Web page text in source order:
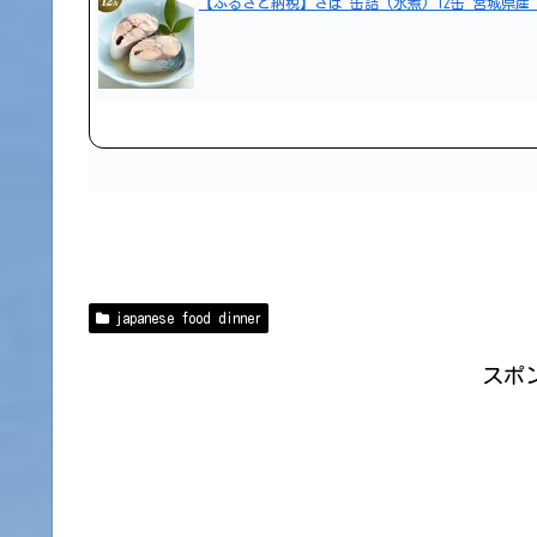
japanese food dinner
スポ